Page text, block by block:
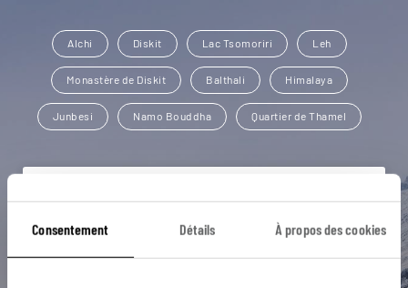
Consentement Détails À propos des cookies
Alchi Diskit Lac Tsomoriri Leh
Monastère de Diskit Balthali Himalaya
Junbesi Namo Bouddha Quartier de Thamel
spécialiste Inde